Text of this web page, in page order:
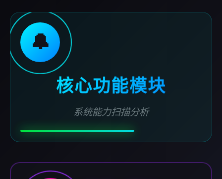
🔔
核心功能模块
系统能力扫描分析